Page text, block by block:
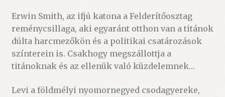
Erwin Smith, az ifjú katona a Felderítőosztag
reménycsillaga, aki egyaránt otthon van a titánok
dúlta harcmezőkön és a politikai csatározások
színterein is. Csakhogy megszállottja a
titánoknak és az ellenük való küzdelemnek…
Levi a földmélyi nyomornegyed csodagyereke,